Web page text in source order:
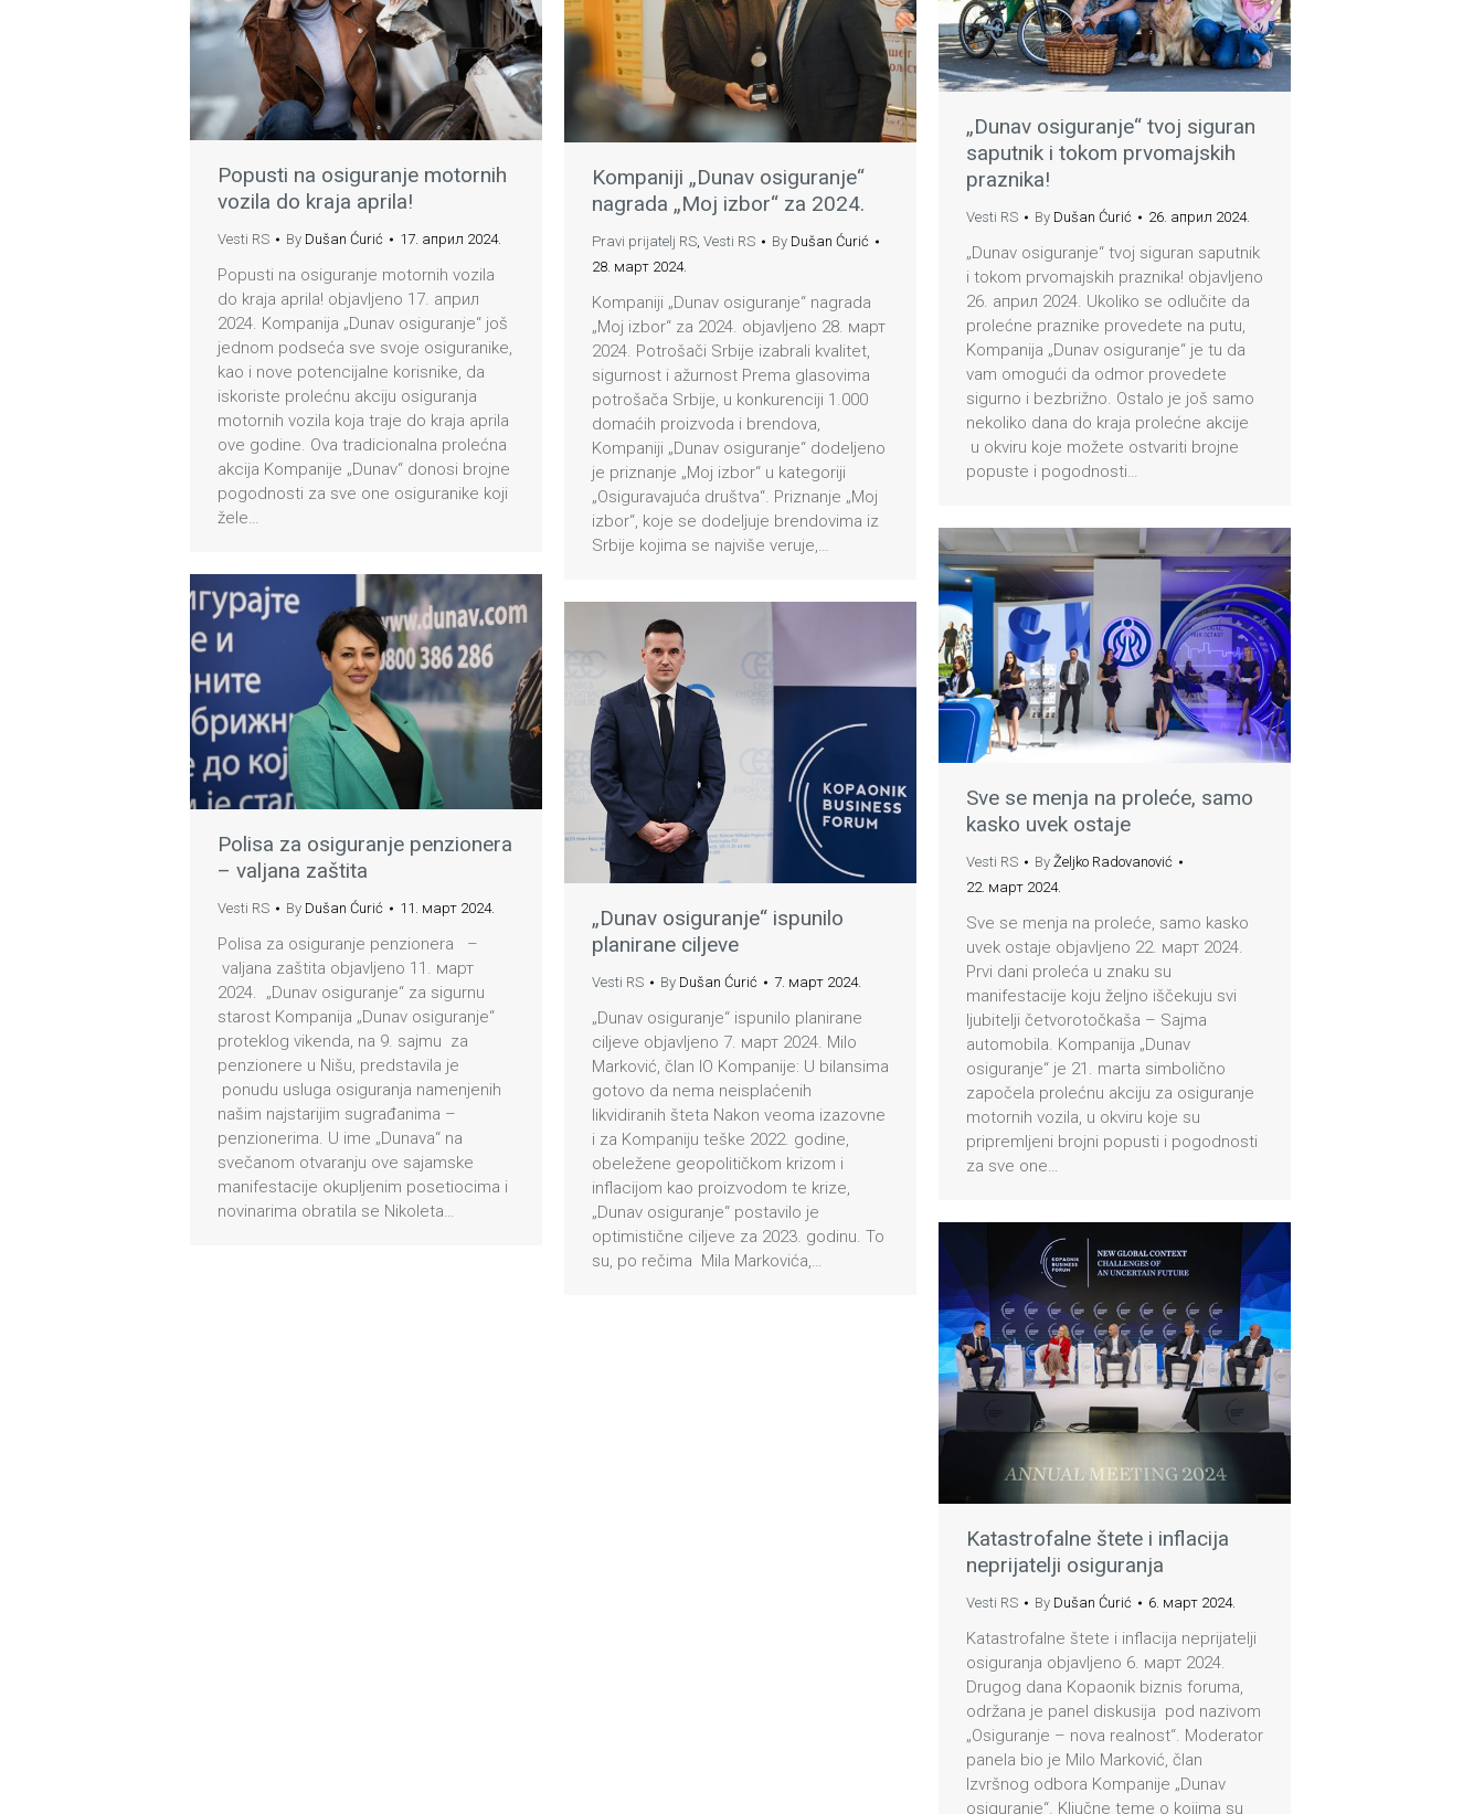
„Dunav osiguranje“ tvoj siguran
saputnik i tokom prvomajskih
praznika!
Vesti RS By Dušan Ćurić 26. април 2024.
„Dunav osiguranje“ tvoj siguran saputnik
i tokom prvomajskih praznika! objavljeno
26. април 2024. Ukoliko se odlučite da
prolećne praznike provedete na putu,
Kompanija „Dunav osiguranje“ je tu da
vam omogući da odmor provedete
sigurno i bezbrižno. Ostalo je još samo
nekoliko dana do kraja prolećne akcije
u okviru koje možete ostvariti brojne
popuste i pogodnosti…
Popusti na osiguranje motornih
vozila do kraja aprila!
Vesti RS By Dušan Ćurić 17. април 2024.
Popusti na osiguranje motornih vozila
do kraja aprila! objavljeno 17. април
2024. Kompanija „Dunav osiguranje“ još
jednom podseća sve svoje osiguranike,
kao i nove potencijalne korisnike, da
iskoriste prolećnu akciju osiguranja
motornih vozila koja traje do kraja aprila
ove godine. Ova tradicionalna prolećna
akcija Kompanije „Dunav“ donosi brojne
pogodnosti za sve one osiguranike koji
žele…
Kompaniji „Dunav osiguranje“
nagrada „Moj izbor“ za 2024.
Pravi prijatelj RS, Vesti RS By Dušan Ćurić
28. март 2024.
Kompaniji „Dunav osiguranje“ nagrada
„Moj izbor“ za 2024. objavljeno 28. март
2024. Potrošači Srbije izabrali kvalitet,
sigurnost i ažurnost Prema glasovima
potrošača Srbije, u konkurenciji 1.000
domaćih proizvoda i brendova,
Kompaniji „Dunav osiguranje“ dodeljeno
je priznanje „Moj izbor“ u kategoriji
„Osiguravajuća društva“. Priznanje „Moj
izbor“, koje se dodeljuje brendovima iz
Srbije kojima se najviše veruje,…
Sve se menja na proleće, samo
kasko uvek ostaje
Vesti RS By Željko Radovanović
22. март 2024.
Sve se menja na proleće, samo kasko
uvek ostaje objavljeno 22. март 2024.
Prvi dani proleća u znaku su
manifestacije koju željno iščekuju svi
ljubitelji četvorotočkaša – Sajma
automobila. Kompanija „Dunav
osiguranje“ je 21. marta simbolično
započela prolećnu akciju za osiguranje
motornih vozila, u okviru koje su
pripremljeni brojni popusti i pogodnosti
za sve one…
Polisa za osiguranje penzionera
– valjana zaštita
Vesti RS By Dušan Ćurić 11. март 2024.
Polisa za osiguranje penzionera –
valjana zaštita objavljeno 11. март
2024. „Dunav osiguranje“ za sigurnu
starost Kompanija „Dunav osiguranje“
proteklog vikenda, na 9. sajmu za
penzionere u Nišu, predstavila je
ponudu usluga osiguranja namenjenih
našim najstarijim sugrađanima –
penzionerima. U ime „Dunava“ na
svečanom otvaranju ove sajamske
manifestacije okupljenim posetiocima i
novinarima obratila se Nikoleta…
„Dunav osiguranje“ ispunilo
planirane ciljeve
Vesti RS By Dušan Ćurić 7. март 2024.
„Dunav osiguranje“ ispunilo planirane
ciljeve objavljeno 7. март 2024. Milo
Marković, član IO Kompanije: U bilansima
gotovo da nema neisplaćenih
likvidiranih šteta Nakon veoma izazovne
i za Kompaniju teške 2022. godine,
obeležene geopolitičkom krizom i
inflacijom kao proizvodom te krize,
„Dunav osiguranje“ postavilo je
optimistične ciljeve za 2023. godinu. To
su, po rečima Mila Markovića,…
Katastrofalne štete i inflacija
neprijatelji osiguranja
Vesti RS By Dušan Ćurić 6. март 2024.
Katastrofalne štete i inflacija neprijatelji
osiguranja objavljeno 6. март 2024.
Drugog dana Kopaonik biznis foruma,
održana je panel diskusija pod nazivom
„Osiguranje – nova realnost“. Moderator
panela bio je Milo Marković, član
Izvršnog odbora Kompanije „Dunav
osiguranje“. Ključne teme o kojima su